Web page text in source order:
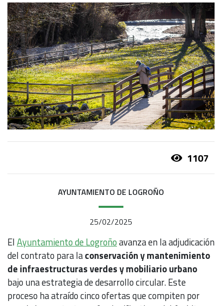
1107
AYUNTAMIENTO DE LOGROÑO
25/02/2025
ElAyuntamiento de Logroñoavanza en la adjudicación
del contrato para laconservación y mantenimiento
de infraestructuras verdes y mobiliario urbano
bajo una estrategia de desarrollo circular. Este
proceso ha atraído cinco ofertas que compiten por